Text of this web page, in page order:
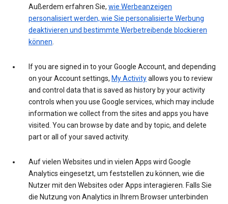
Außerdem erfahren Sie, wie Werbeanzeigen
personalisiert werden, wie Sie personalisierte Werbung
deaktivieren und bestimmte Werbetreibende blockieren
können.
If you are signed in to your Google Account, and depending
on your Account settings, My Activityallows you to review
and control data that is saved as history by your activity
controls when you use Google services, which may include
information we collect from the sites and apps you have
visited. You can browse by date and by topic, and delete
part or all of your saved activity.
Auf vielen Websites und in vielen Apps wird Google
Analytics eingesetzt, um feststellen zu können, wie die
Nutzer mit den Websites oder Apps interagieren. Falls Sie
die Nutzung von Analytics in Ihrem Browser unterbinden